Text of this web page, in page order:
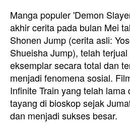
Manga populer 'Demon
akhir cerita pada bulan Mei
Shonen Jump (cerita asli:
Shueisha Jump), telah
eksemplar secara total dan
menjadi fenomena sosial.
Infinite Train yang telah
tayang di bioskop sejak
dan menjadi sukses besar.